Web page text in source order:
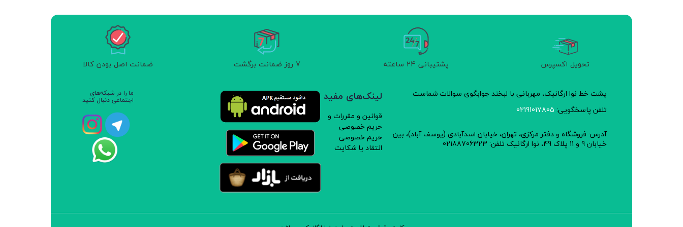
تحویل اکسپرس پشتیبانی 24 ساعته 7 روز ضمانت برگشت ضمانت اصل بودن کالا
پشت خط نوا ارگانیک، مهربانی با لبخند جوابگوی سوالات شماست
تلفن پاسخگویی: 02191017805
آدرس: فروشگاه و دفتر مرکزی، تهران، خیابان اسدآبادی (یوسف آباد)، بین
خیابان 9 و 11 پلاک 49، نوا ارگانیک تلفن: 02188706323
لینک‌های مفید
قوانین و مقررات و
حریم خصوصی
حریم خصوصی
انتقاد یا شکایت
ما را در شبکه‌های
اجتماعی دنبال کنید